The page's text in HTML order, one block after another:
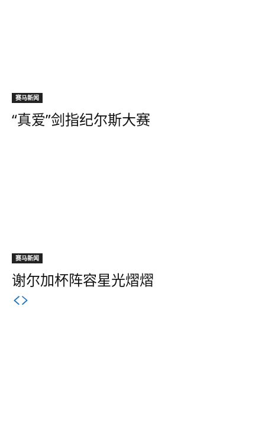
赛马新闻
“真爱”剑指纪尔斯大赛
赛马新闻
谢尔加杯阵容星光熠熠